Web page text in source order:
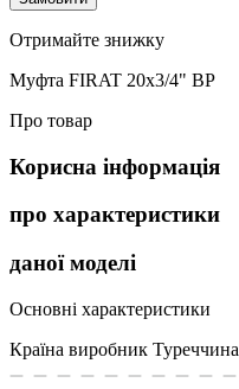
Отримайте знижку
Муфта FIRAT 20х3/4" ВР
Про товар
Корисна інформація
про характеристики
даної моделі
Основні характеристики
Країна виробник Туреччина